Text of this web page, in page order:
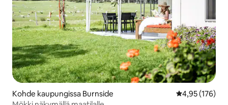
Kohde kaupungissa Burnside
4,95 (176)